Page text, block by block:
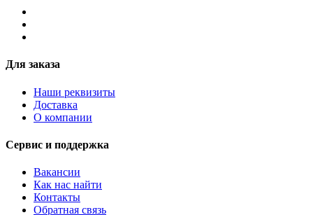
Для заказа
Наши реквизиты
Доставка
О компании
Сервис и поддержка
Вакансии
Как нас найти
Контакты
Обратная связь